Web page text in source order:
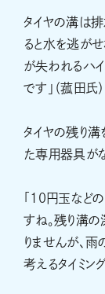
タイヤの溝は
ると水を逃が
が失われるハ
です」（菰田氏）
タイヤの残り溝
た専用器具がな
「10円玉など
すね。残り溝
りませんが、
考えるタイミン